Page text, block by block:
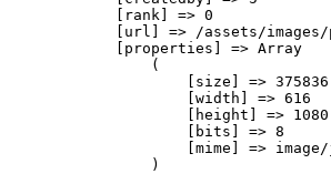
            [rank] => 0
[url] => /assets/
            [properties] => Array
                (
                    [size] => 375836
                    [width] => 616
                    [height] => 1080
                    [bits] => 8
[mime] => image/
                )